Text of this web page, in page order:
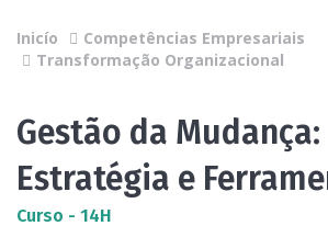
Inicío
Competências Empresariais
Transformação Organizacional
Gestão da Mudança:
Estratégia e
Curso - 14H